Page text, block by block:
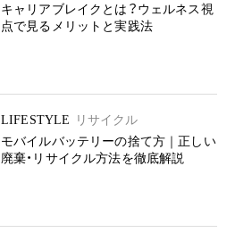
キャリアブレイクとは？ウェルネス視
点で見るメリットと実践法
LIFESTYLE
リサイクル
モバイルバッテリーの捨て方｜正しい
廃棄・リサイクル方法を徹底解説